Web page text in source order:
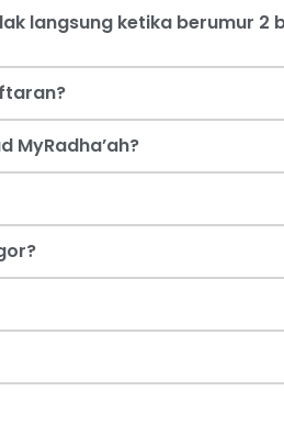
langsung ketika berumur 2